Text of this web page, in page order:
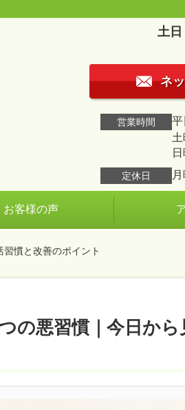
土日
ネ
営業時間
平
定休日
お客様の声
慣と改善のポイント
の悪習慣｜今日か